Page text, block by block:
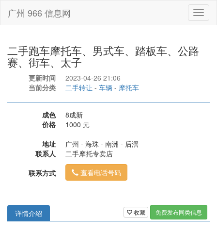
广州 966 信息网
二手跑车摩托车、男式车、踏板车、公路
赛、街车、太子
更新时间
2023-04-26 21:06
当前分类
二手转让 - 车辆 - 摩托车
成色
8成新
价格
1000 元
地址
广州 - 海珠 - 南洲 - 后滘
联系人
二手摩托专卖店
联系方式
查看电话号码
收藏 免费发布同类信息
详情介绍